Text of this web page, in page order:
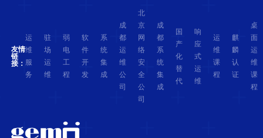
友情
链
接：
运
维
服
务
驻
场
运
维
弱
电
工
程
软
件
开
发
系
统
集
成
成
都
运
维
公
司
北
京
网
络
安
全
公
司
成
都
系
统
集
成
国
产
化
替
代
响
应
式
运
维
运
维
课
程
麒
麟
认
证
桌
面
运
维
课
程